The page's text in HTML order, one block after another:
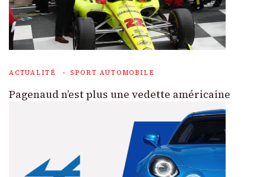
ACTUALITÉ SPORT AUTOMOBILE
Pagenaud n’est plus une vedette américaine